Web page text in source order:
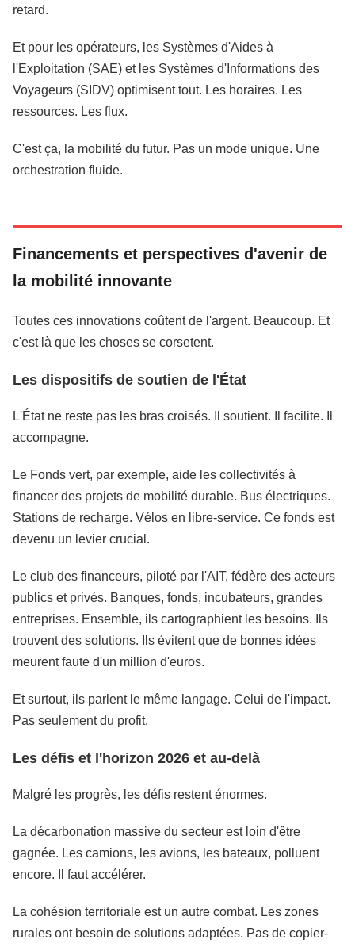
retard.
Et pour les opérateurs, les Systèmes d'Aides à
l'Exploitation (SAE) et les Systèmes d'Informations des
Voyageurs (SIDV) optimisent tout. Les horaires. Les
ressources. Les flux.
C'est ça, la mobilité du futur. Pas un mode unique. Une
orchestration fluide.
Financements et perspectives d'avenir de
la mobilité innovante
Toutes ces innovations coûtent de l'argent. Beaucoup. Et
c'est là que les choses se corsetent.
Les dispositifs de soutien de l'État
L'État ne reste pas les bras croisés. Il soutient. Il facilite. Il
accompagne.
Le Fonds vert, par exemple, aide les collectivités à
financer des projets de mobilité durable. Bus électriques.
Stations de recharge. Vélos en libre-service. Ce fonds est
devenu un levier crucial.
Le club des financeurs, piloté par l'AIT, fédère des acteurs
publics et privés. Banques, fonds, incubateurs, grandes
entreprises. Ensemble, ils cartographient les besoins. Ils
trouvent des solutions. Ils évitent que de bonnes idées
meurent faute d'un million d'euros.
Et surtout, ils parlent le même langage. Celui de l'impact.
Pas seulement du profit.
Les défis et l'horizon 2026 et au-delà
Malgré les progrès, les défis restent énormes.
La décarbonation massive du secteur est loin d'être
gagnée. Les camions, les avions, les bateaux, polluent
encore. Il faut accélérer.
La cohésion territoriale est un autre combat. Les zones
rurales ont besoin de solutions adaptées. Pas de copier-